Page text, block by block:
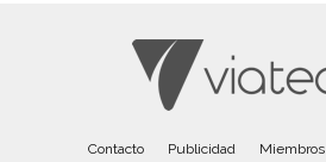
Contacto Publicidad Miembros